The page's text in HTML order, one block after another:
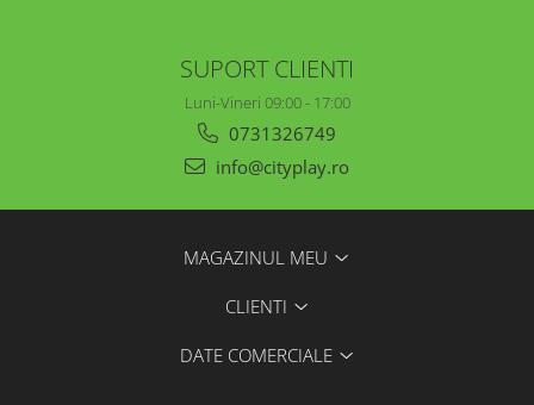
SUPORT CLIENTI
Luni-Vineri 09:00 - 17:00
0731326749
info@cityplay.ro
MAGAZINUL MEU
CLIENTI
DATE COMERCIALE